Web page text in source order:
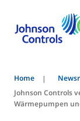
Home
Johnson Controls
Wärmepumpen